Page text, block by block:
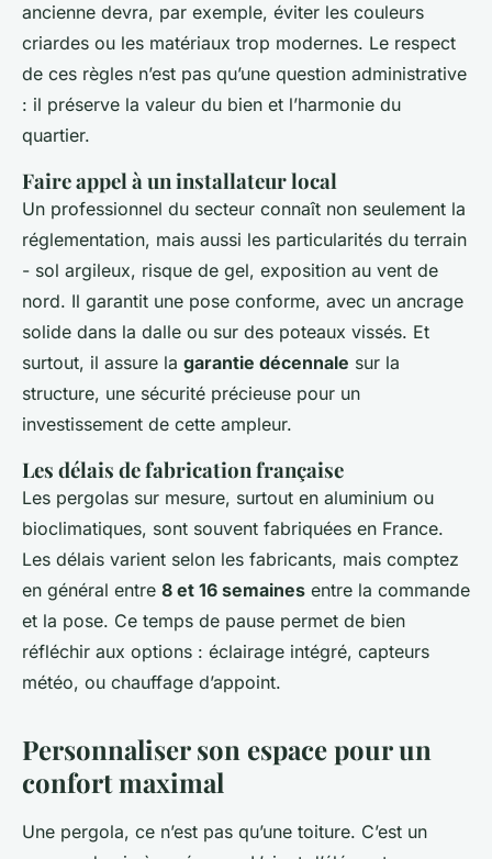
ancienne devra, par exemple, éviter les couleurs
criardes ou les matériaux trop modernes. Le respect
de ces règles n’est pas qu’une question administrative
: il préserve la valeur du bien et l’harmonie du
quartier.
Faire appel à un installateur local
Un professionnel du secteur connaît non seulement la
réglementation, mais aussi les particularités du terrain
- sol argileux, risque de gel, exposition au vent de
nord. Il garantit une pose conforme, avec un ancrage
solide dans la dalle ou sur des poteaux vissés. Et
surtout, il assure la garantie décennale sur la
structure, une sécurité précieuse pour un
investissement de cette ampleur.
Les délais de fabrication française
Les pergolas sur mesure, surtout en aluminium ou
bioclimatiques, sont souvent fabriquées en France.
Les délais varient selon les fabricants, mais comptez
en général entre 8 et 16 semaines entre la commande
et la pose. Ce temps de pause permet de bien
réfléchir aux options : éclairage intégré, capteurs
météo, ou chauffage d’appoint.
Personnaliser son espace pour un
confort maximal
Une pergola, ce n’est pas qu’une toiture. C’est un